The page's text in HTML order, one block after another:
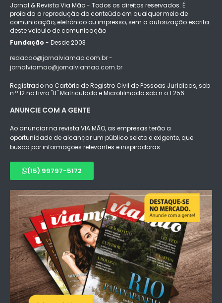
Jornal & Revista Via Mão - Todos os direitos reservados. É
proibida a reprodução do conteúdo em qualquer meio de
comunicação, eletrônico ou impresso, sem a autorização escrita
deste veículo de comunicação
Fundação - Desde 2003
redacao@jornalviamao.com.br -
jornalviamao@jornalviamao.com.br
Registrado no Cartório de Registro Civil de Pessoas Jurídicas, sob
n.º 12 no Livro "B" Matriculado e Microfilmado sob n.o 1.256.
ANUNCIE COM A GENTE
Ao anunciar na revista VIA MÃO, as empresas terão a
oportunidade de alcançar um público seleto e exigente, que
busca por informações relevantes e inspiradoras.
(15) 99797-5172